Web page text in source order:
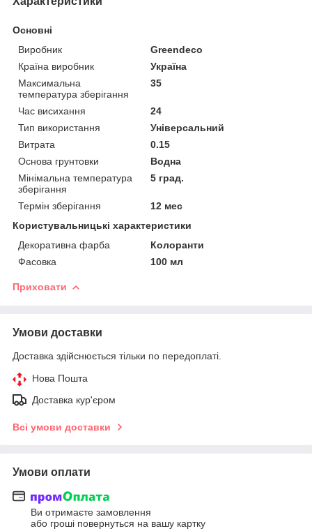
Основні
Виробник
Greendeco
Країна виробник
Україна
Максимальна
температура зберігання
35
Час висихання
24
Тип використання
Універсальний
Витрата
0.15
Основа грунтовки
Водна
Мінімальна температура
зберігання
5 град.
Термін зберігання
12 мес
Користувальницькі характеристики
Декоративна фарба
Колоранти
Фасовка
100 мл
Приховати
Умови доставки
Доставка здійснюється тільки по передоплаті.
Нова Пошта
Доставка кур'єром
Всі умови доставки
Умови оплати
Ви отримаєте замовлення
або гроші повернуться на вашу картку